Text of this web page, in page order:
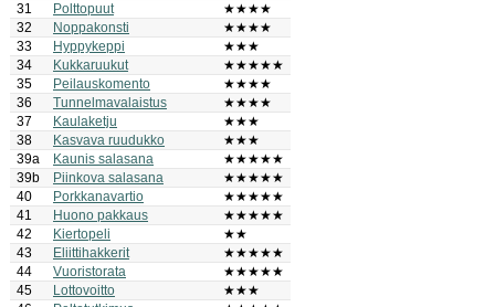
31
Polttopuut
★★★★
32
Noppakonsti
★★★★
33
Hyppykeppi
★★★
34
Kukkaruukut
★★★★★
35
Peilauskomento
★★★★
36
Tunnelmavalaistus
★★★★
37
Kaulaketju
★★★
38
Kasvava ruudukko
★★★
39a
Kaunis salasana
★★★★★
39b
Piinkova salasana
★★★★★
40
Porkkanavartio
★★★★★
41
Huono pakkaus
★★★★★
42
Kiertopeli
★★
43
Eliittihakkerit
★★★★★
44
Vuoristorata
★★★★★
45
Lottovoitto
★★★